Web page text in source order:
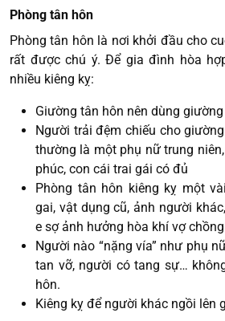
Phòng tân hôn
Phòng tân hôn là nơi khởi đầu cho
rất được chú ý. Để gia đình hòa
nhiều kiêng kỵ:
Giường tân hôn nên dùng
Người trải đệm chiếu cho
thường là một phụ nữ trung
phúc, con cái trai gái có đủ
Phòng tân hôn kiêng kỵ một
gai, vật dụng cũ, ảnh người
e sợ ảnh hưởng hòa khí vợ
Người nào “nặng vía” như phụ
tan vỡ, người có tang sự…
hôn.
Kiêng kỵ để người khác ngồi lên